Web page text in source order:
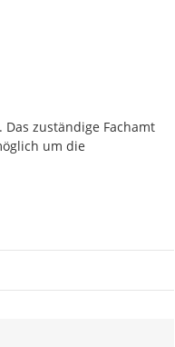
zuständige Fachamt
um die